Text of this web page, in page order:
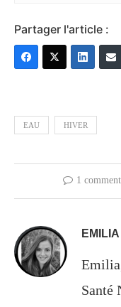
Partager l'article :
EAU HIVER
1
Santé